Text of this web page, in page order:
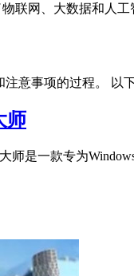
联网、大数据和人
意事项的过程。
师
师是一款专为